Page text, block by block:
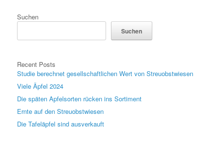
Suchen
Suchen
Recent Posts
Studie berechnet gesellschaftlichen Wert von Streuobstwiesen
Viele Äpfel 2024
Die späten Apfelsorten rücken ins Sortiment
Ernte auf den Streuobstwiesen
Die Tafeläpfel sind ausverkauft